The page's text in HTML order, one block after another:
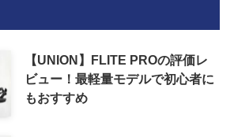
【UNION】FLITE PROの評価レ
ビュー！最軽量モデルで初心者に
もおすすめ